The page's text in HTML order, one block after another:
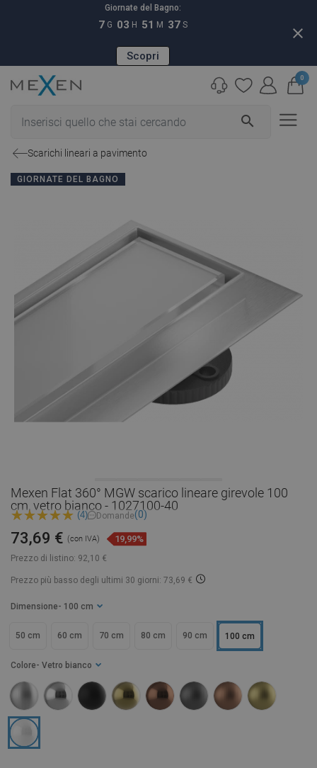
Giornate del Bagno:
7 G 03 H 51 M 36 S
Scopri
close
search
0
Scarichi lineari a pavimento
GIORNATE DEL BAGNO
Mexen Flat 360° MGW scarico lineare girevole 100
cm, vetro bianco - 1027100-40
(4) Domande(0)
Prezzo di listino: 92,10 €
73,69 € (con IVA) 19,99%
Prezzo più basso degli ultimi 30 giorni: 73,69 €
Dimensione - 100 cm
50 cm 60 cm 70 cm 80 cm 90 cm 100 cm
Colore - Vetro bianco